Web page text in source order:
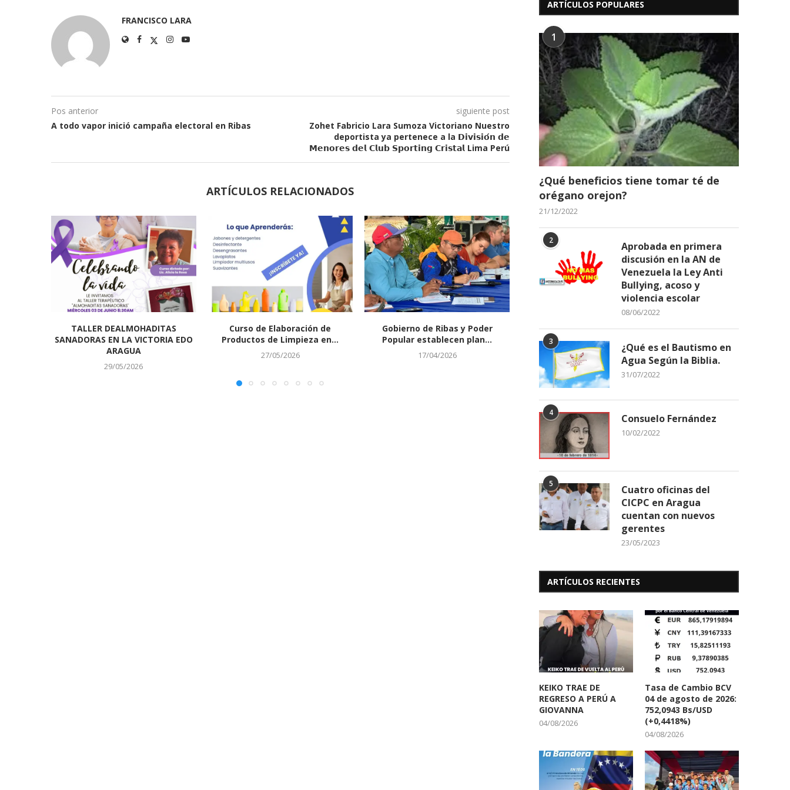
FRANCISCO LARA
Pos anterior
A todo vapor inició campaña electoral en Ribas
siguiente post
Zohet Fabricio Lara Sumoza Victoriano Nuestro
deportista ya pertenece a la 𝗗𝗶𝘃𝗶𝘀𝗶𝗼́𝗻 𝗱𝗲
𝗠𝗲𝗻𝗼𝗿𝗲𝘀 𝗱𝗲𝗹 𝗖𝗹𝘂𝗯 𝗦𝗽𝗼𝗿𝘁𝗶𝗻𝗴 𝗖𝗿𝗶𝘀𝘁𝗮𝗹 Lima Perú
ARTÍCULOS RELACIONADOS
TALLER DEALMOHADITAS
SANADORAS EN LA VICTORIA EDO
ARAGUA
29/05/2026
Curso de Elaboración de
Productos de Limpieza en...
27/05/2026
Gobierno de Ribas y Poder
Popular establecen plan...
17/04/2026
Alcalde de Ribas sostuvo
encuentro estratégico con
coordinadores...
11/04/2026
EL CONSEJO ÚLTIMA
ARTÍCULOS POPULARES
1
¿Qué beneficios tiene tomar té de
orégano orejon?
21/12/2022
2
Aprobada en primera
discusión en la AN de
Venezuela la Ley Anti
Bullying, acoso y
violencia escolar
08/06/2022
3
¿Qué es el Bautismo en
Agua Según la Biblia.
31/07/2022
4 Consuelo Fernández
10/02/2022
5
Cuatro oficinas del
CICPC en Aragua
cuentan con nuevos
gerentes
23/05/2023
ARTÍCULOS RECIENTES
KEIKO TRAE DE
REGRESO A PERÚ A
GIOVANNA
04/08/2026
Tasa de Cambio BCV
04 de agosto de 2026:
752,0943 Bs/USD
(+0,4418%)
04/08/2026